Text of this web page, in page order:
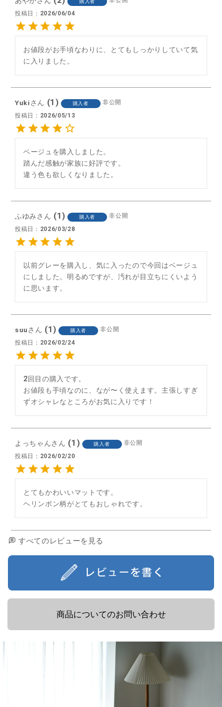
投稿日
2026/06/04
お値段がお手頃なわりに、とてもしっかりしていて気
に入りました。
Yuki 1 購入者
非公開
投稿日
2026/05/13
ベージュを購入しました。
踏んだ感触が家族に好評です。
ふゆみ 1 購入者
非公開
投稿日
2026/03/28
以前グレーを購入し、気に入ったので今回はベージュ
にしました。明るめですが、汚れが目立ちにくいよう
に思います。
suu 1 購入者
非公開
投稿日
2026/02/24
2回目の購入です。
お値段も手頃なのに、なが〜く使えます。主張しすぎ
ずオシャレなところがお気に入りです！
よっちゃん 1 購入者
非公開
投稿日
2026/02/20
とてもかわいいマットです。
ヘリンボン柄がとてもおしゃれです。
すべてのレビューを見る
商品についてのお問い合わせ